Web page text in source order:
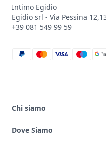
Intimo Egidio
Egidio srl - Via Pessina
+39 081 549 99 59
paypal
mastercard
visa
maestro
google_pay
Chi siamo
Dove Siamo